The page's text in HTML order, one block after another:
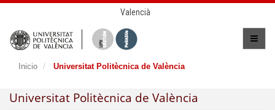
Valencià
Inicio Universitat Politècnica de València
Universitat Politècnica de València